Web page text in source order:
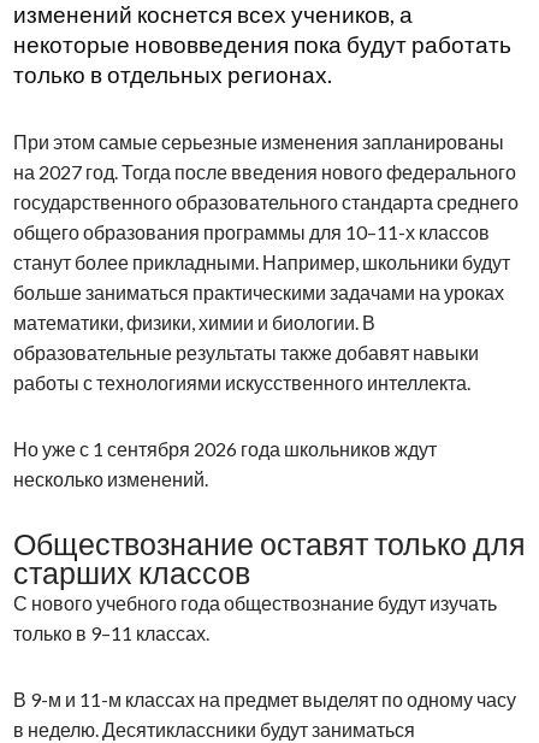
изменений коснется всех учеников, а
некоторые нововведения пока будут работать
только в отдельных регионах.
При этом самые серьезные изменения запланированы
на 2027 год. Тогда после введения нового федерального
государственного образовательного стандарта среднего
общего образования программы для 10–11-х классов
станут более прикладными. Например, школьники будут
больше заниматься практическими задачами на уроках
математики, физики, химии и биологии. В
образовательные результаты также добавят навыки
работы с технологиями искусственного интеллекта.
Но уже с 1 сентября 2026 года школьников ждут
несколько изменений.
Обществознание оставят только для
старших классов
С нового учебного года обществознание будут изучать
только в 9–11 классах.
В 9-м и 11-м классах на предмет выделят по одному часу
в неделю. Десятиклассники будут заниматься